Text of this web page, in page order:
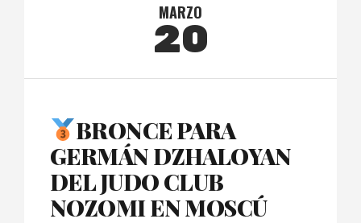
MARZO
20
BRONCE PARA
GERMÁN DZHALOYAN
DEL JUDO CLUB
NOZOMI EN MOSCÚ